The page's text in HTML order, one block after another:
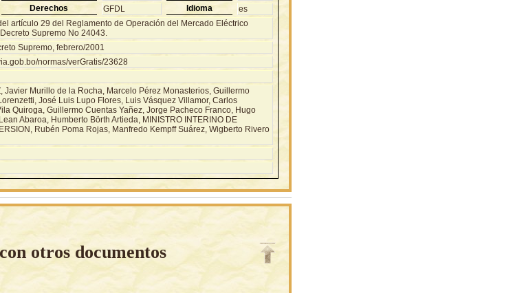
Derechos GFDL Idioma
es
artículo 29 del Reglamento de Operación del Mercado Eléctrico
Supremo No 24043.
Supremo, febrero/2001
normas/verGratis/23628
Javier Murillo de la Rocha, Marcelo Pérez Monasterios, Guillermo
José Luis Lupo Flores, Luis Vásquez Villamor, Carlos
Quiroga, Guillermo Cuentas Yañez, Jorge Pacheco Franco, Hugo
Abaroa, Humberto Börth Artieda, MINISTRO INTERINO DE
Rubén Poma Rojas, Manfredo Kempff Suárez, Wigberto Rivero
otros documentos